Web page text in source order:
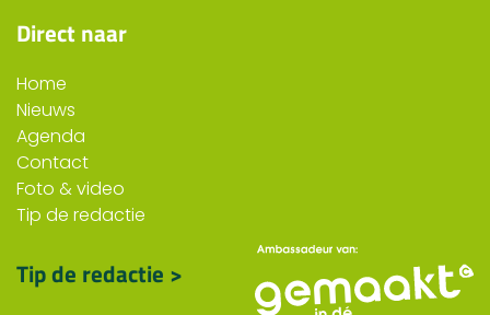
Direct naar
Home
Nieuws
Agenda
Contact
Foto & video
Tip de redactie
Tip de redactie >